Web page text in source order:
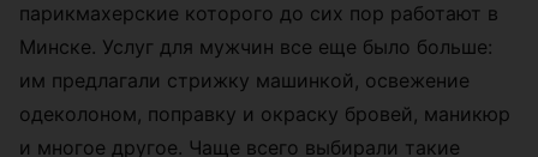
парикмахерские которого до сих пор работают в
Минске. Услуг для мужчин все еще было больше:
им предлагали стрижку машинкой, освежение
одеколоном, поправку и окраску бровей, маникюр
и многое другое. Чаще всего выбирали такие